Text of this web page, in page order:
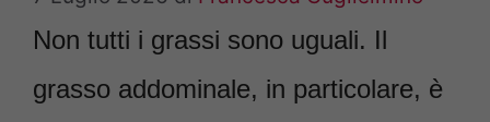
Non tutti i grassi sono uguali. Il
grasso addominale, in particolare, è